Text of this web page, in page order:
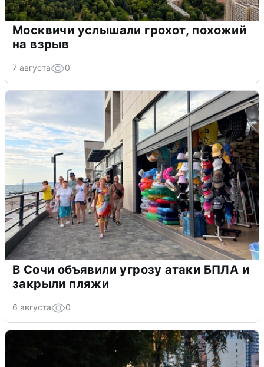
Москвичи услышали грохот, похожий
на взрыв
7 августа 0
В Сочи объявили угрозу атаки БПЛА и
закрыли пляжи
6 августа 0